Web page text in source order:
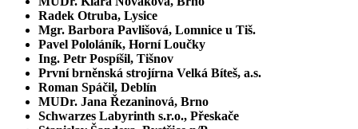
Radek Otruba, Lysice
Mgr. Barbora Pavlišová, Lomnice u Tiš.
Pavel Pololáník, Horní Loučky
Ing. Petr Pospíšil, Tišnov
První brněnská strojírna Velká Bíteš, a.s.
Roman Spáčil, Deblín
MUDr. Jana Řezaninová, Brno
Schwarzes Labyrinth s.r.o., Přeskače